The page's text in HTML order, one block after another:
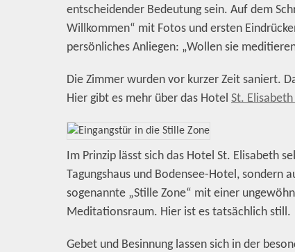
entscheidender Bedeutung sein. Auf dem
Willkommen“ mit Fotos und ersten
persönliches Anliegen: „Wollen sie
Die Zimmer wurden vor kurzer Zeit saniert.
Hier gibt es mehr über das Hotel St.
Im Prinzip lässt sich das Hotel St. Elisabeth
Tagungshaus und Bodensee-Hotel, sondern
sogenannte „Stille Zone“ mit einer
Meditationsraum. Hier ist es tatsächlich still.
Gebet und Besinnung lassen sich in der